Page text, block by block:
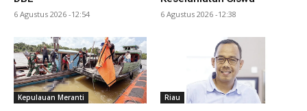
6 Agustus 2026 -12:54 6 Agustus 2026 -12:38
Kepulauan Meranti Riau